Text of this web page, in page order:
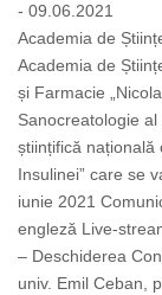
- 09.06.2021
Academia de
Academia de
și Farmacie
Sanocreatologie
științifică națională
Insulinei” care se
iunie 2021
engleză Live-
– Deschiderea
univ. Emil Ceban,